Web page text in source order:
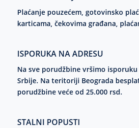
Plaćanje pouzećem, gotovinsko
karticama, čekovima građana,
ISPORUKA NA ADRESU
Na sve porudžbine vršimo
Srbije. Na teritoriji Beograda
porudžbine veće od 25.000 rsd.
STALNI POPUSTI